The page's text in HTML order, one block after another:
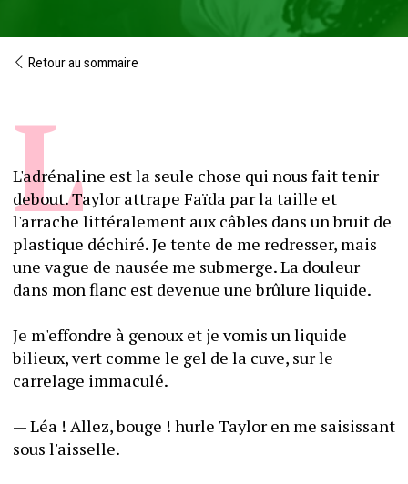
Retour au sommaire
L'adrénaline est la seule chose qui nous fait tenir
debout. Taylor attrape Faïda par la taille et
l'arrache littéralement aux câbles dans un bruit de
plastique déchiré. Je tente de me redresser, mais
une vague de nausée me submerge. La douleur
dans mon flanc est devenue une brûlure liquide.
Je m'effondre à genoux et je vomis un liquide
bilieux, vert comme le gel de la cuve, sur le
carrelage immaculé.
— Léa ! Allez, bouge ! hurle Taylor en me saisissant
sous l'aisselle.